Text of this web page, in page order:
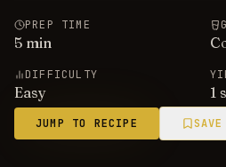
PREP TIME
5 min
DIFFICULTY
Easy 1
JUMP TO RECIPE SAVE